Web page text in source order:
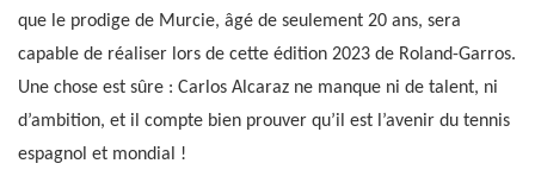
que le prodige de Murcie, âgé de seulement 20 ans, sera
capable de réaliser lors de cette édition 2023 de Roland-Garros.
Une chose est sûre : Carlos Alcaraz ne manque ni de talent, ni
d’ambition, et il compte bien prouver qu’il est l’avenir du tennis
espagnol et mondial !